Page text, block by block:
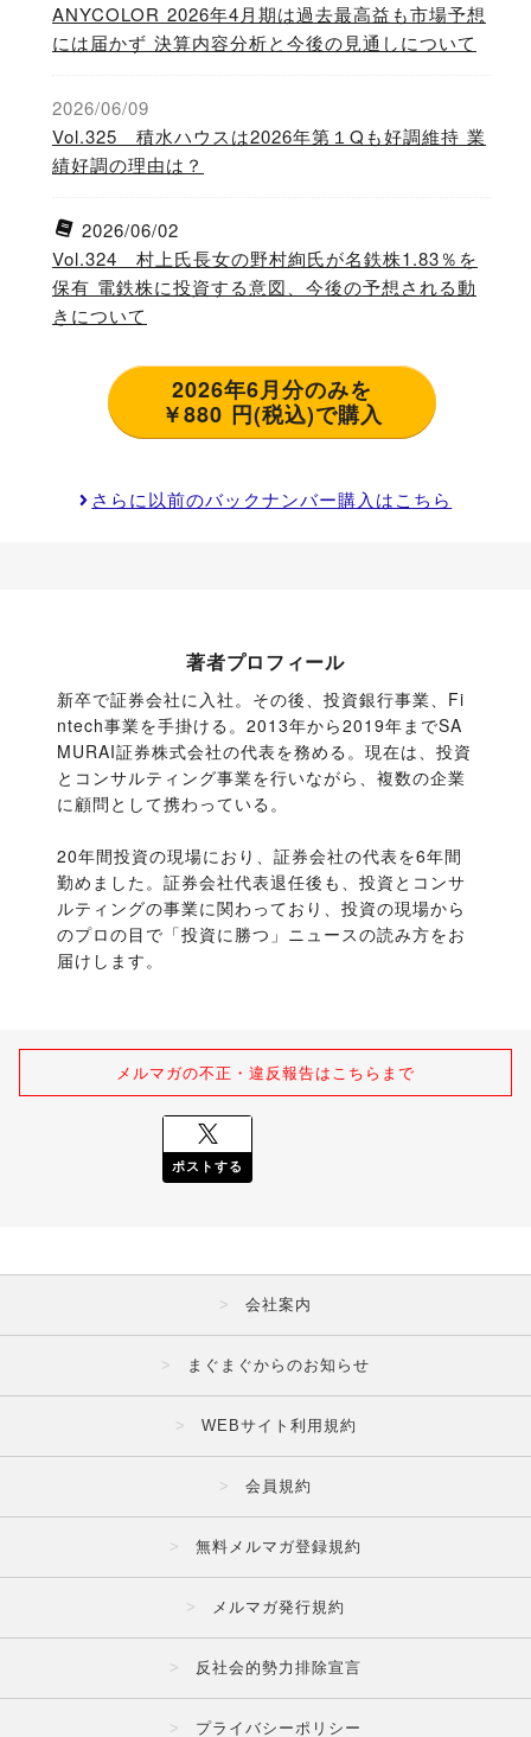
ANYCOLOR 2026年4月期は過去最高益も市場予想
には届かず 決算内容分析と今後の見通しについて
2026/06/09
Vol.325 積水ハウスは2026年第１Qも好調維持 業
績好調の理由は？
2026/06/02
Vol.324 村上氏長女の野村絢氏が名鉄株1.83％を
保有 電鉄株に投資する意図、今後の予想される動
きについて
2026年6月分のみを
￥880 円(税込)で購入
さらに以前のバックナンバー購入はこちら
著者プロフィール
新卒で証券会社に入社。その後、投資銀行事業、Fi
ntech事業を手掛ける。2013年から2019年までSA
MURAI証券株式会社の代表を務める。現在は、投資
とコンサルティング事業を行いながら、複数の企業
に顧問として携わっている。
20年間投資の現場におり、証券会社の代表を6年間
勤めました。証券会社代表退任後も、投資とコンサ
ルティングの事業に関わっており、投資の現場から
のプロの目で「投資に勝つ」ニュースの読み方をお
届けします。
メルマガの不正・違反報告はこちらまで
ポストする
会社案内
まぐまぐからのお知らせ
WEBサイト利用規約
会員規約
無料メルマガ登録規約
メルマガ発行規約
反社会的勢力排除宣言
プライバシーポリシー